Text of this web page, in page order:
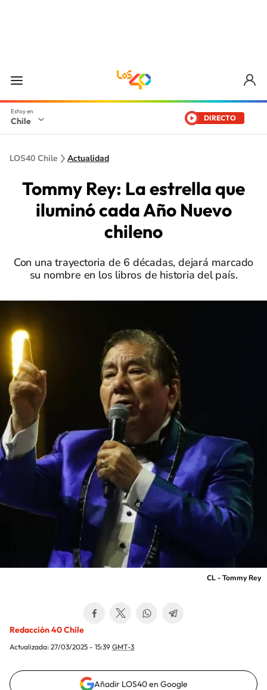
Chile DIRECTO
LOS40 Chile Actualidad
Tommy Rey: La estrella que
iluminó cada Año Nuevo
chileno
Con una trayectoria de 6 décadas, dejará marcado
su nombre en los libros de historia del país.
CL - Tommy Rey
Redacción 40 Chile
Actualizada: 27/03/2025 - 15:39 GMT-3
Añadir LOS40 en Google